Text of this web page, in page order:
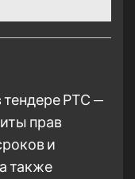
РТС —
прав
и
также